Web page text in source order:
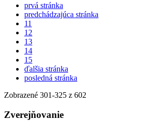
prvá stránka
predchádzajúca stránka
11
12
13
14
15
ďalšia stránka
posledná stránka
Zobrazené 301-325 z 602
Zverejňovanie